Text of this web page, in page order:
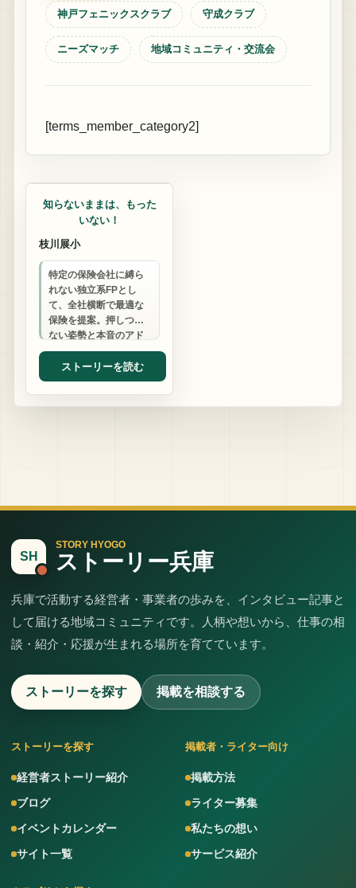
神戸フェニックスクラブ 守成クラブ
ニーズマッチ 地域コミュニティ・交流会
[terms_member_category2]
知らないままは、もった
いない！
枝川展小
特定の保険会社に縛ら
れない独立系FPとし
て、全社横断で最適な
保険を提案。押しつけ
ない姿勢と本音のアド
バイスで、多くの方の
「知らなかった」を
「よかった」に変えて
き…
ストーリーを読む
SH
STORY HYOGO
ストーリー兵庫
兵庫で活動する経営者・事業者の歩みを、インタビュー記事と
して届ける地域コミュニティです。人柄や想いから、仕事の相
談・紹介・応援が生まれる場所を育てています。
ストーリーを探す 掲載を相談する
ストーリーを探す
経営者ストーリー紹介
ブログ
イベントカレンダー
サイト一覧
掲載者・ライター向け
掲載方法
ライター募集
私たちの想い
サービス紹介